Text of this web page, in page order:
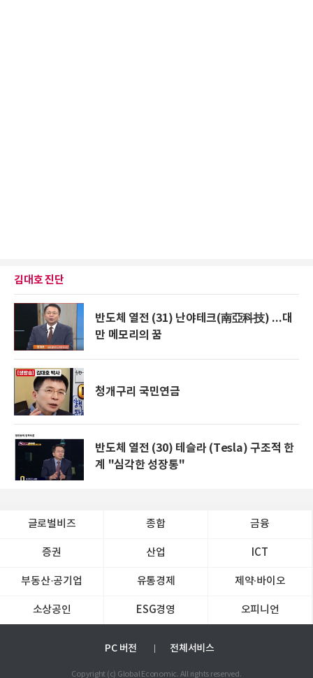
김대호 진단
반도체 열전 (31) 난야테크(南亞科技) ...대
만 메모리의 꿈
청개구리 국민연금
반도체 열전 (30) 테슬라 (Tesla) 구조적 한
계 "심각한 성장통"
글로벌비즈 종합 금융
증권 산업 ICT
부동산·공기업 유통경제 제약∙바이오
소상공인 ESG경영 오피니언
PC 버전 전체서비스
Copyright (c) Global Economic. All rights reserved.